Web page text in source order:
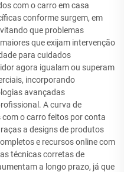
com o carro em casa
conforme surgem, em
que problemas
que exijam intervenção
para cuidados
agora igualam ou superam
incorporando
avançadas
A curva de
o carro feitos por conta
a designs de produtos
e recursos online com
técnicas corretas de
a longo prazo, já que